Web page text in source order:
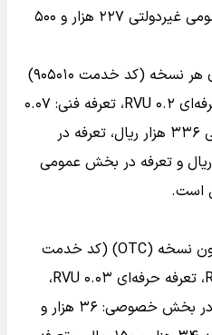
۷۰۰ ریال و تعرفه در بخش عمومی غیردولتی ۲۲۷ هزار و ۵۰۰
۴- نسخه‌پیچی سرپایی به ازای هر نسخه (کد خدمت ۹۰۵۰۱۰)
تعرفه کل ۰.۲۷ RVU، تعرفه حرفه‌ای ۰.۲ RVU، تعرفه فنی: ۰.۰۷
RVU، تعرفه در بخش خصوصی ۳۳۶ هزار ریال، تعرفه در
بخش خیریه ۳۰۸ هزار و ۷۰۰ ریال و تعرفه در بخش عمومی
۵- مدیریت عرضه داروهای بدون نسخه (OTC) (کد خدمت
۹۰۵۰۱۵) تعرفه کل ۰.۰۳۵ RVU، تعرفه حرفه‌ای ۰.۰۳ RVU،
تعرفه فنی ۰.۰۰۵ RVU، تعرفه در بخش خصوصی: ۳۶ هزار و